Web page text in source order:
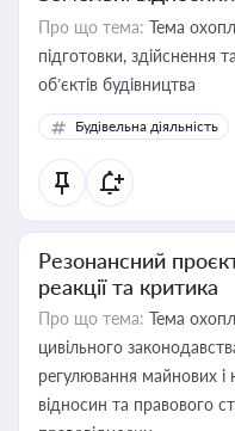
Про що тема: Тема
підготовки, здійснення
об’єктів будівництва
Будівельна діяльність
Резонансний
реакції та критика
Про що тема: Тема
цивільного
регулювання майнових і
відносин та правового